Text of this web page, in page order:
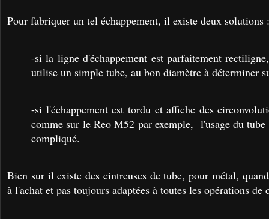
Pour fabriquer un tel échappement, il existe deux solutions :
-si la ligne d'échappement est parfaitement
utilise un simple tube, au bon diamètre à déterminer
-si l'échappement est tordu et affiche des
comme sur le Reo M52 par exemple, l'usage du tube
compliqué.
Bien sur il existe des cintreuses de tube, pour métal,
à l'achat et pas toujours adaptées à toutes les opérations de